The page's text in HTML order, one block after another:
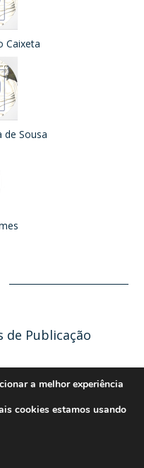
Caixeta
de Sousa
de Publicação
de Privacidade
a melhor experiência
cookies estamos usando